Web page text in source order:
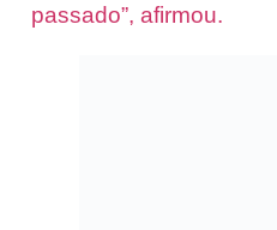
passado”, afirmou.